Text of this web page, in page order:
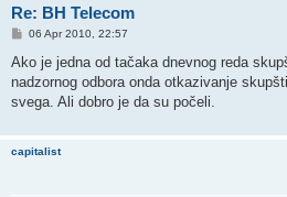
Re: BH Telecom
P
s
06 Apr 2010, 22:57
Ako je jedna od tačaka dnevnog reda
nadzornog odbora onda otkazivanje
svega. Ali dobro je da su počeli.
capitalist